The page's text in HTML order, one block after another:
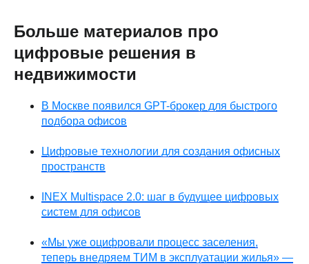
Больше материалов про
цифровые решения в
недвижимости
В Москве появился GPT-брокер для быстрого
подбора офисов
Цифровые технологии для создания офисных
пространств
INEX Multispace 2.0: шаг в будущее цифровых
систем для офисов
«Мы уже оцифровали процесс заселения,
теперь внедряем ТИМ в эксплуатации жилья» —